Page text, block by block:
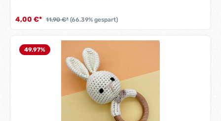
4,00 €* 11,90 €* (66.39% gespart)
49.97%